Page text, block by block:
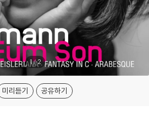
1/2
미리듣기 공유하기